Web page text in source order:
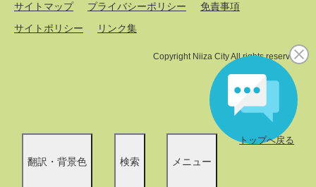
翻訳・背景色 検索 メニュー
トップへ戻る
サイトマップ プライバシーポリシー
免責事項
サイトポリシー
リンク集
Copyright Niiza City All rights reserved.